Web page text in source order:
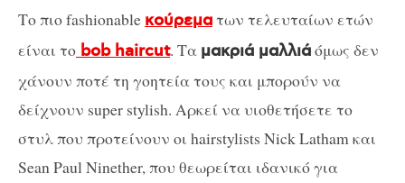
Το πιο fashionable κούρεματων τελευταίων ετών
είναι το bob haircut. Τα μακριά μαλλιάόμως δεν
χάνουν ποτέ τη γοητεία τους και μπορούν να
δείχνουν super stylish. Αρκεί να υιοθετήσετε το
στυλ που προτείνουν οι hairstylists Nick Latham και
Sean Paul Ninether, που θεωρείται ιδανικό για